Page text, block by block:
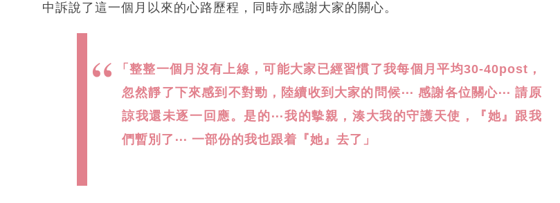
中訴說了這一個月以來的心路歷程，同時亦感謝大家的關心。
「整整一個月沒有上線，可能大家已經習慣了我每個月平均30-40post，
忽然靜了下來感到不對勁，陸續收到大家的問候⋯ 感謝各位關心⋯ 請原
諒我還未逐一回應。是的⋯我的摰親，湊大我的守護天使，『她』跟我
們暫別了⋯ 一部份的我也跟着『她』去了」